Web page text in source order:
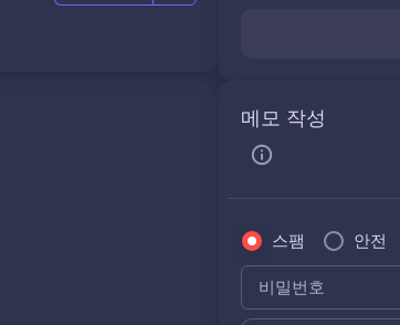
메모 작성
스팸 안전
비밀번호